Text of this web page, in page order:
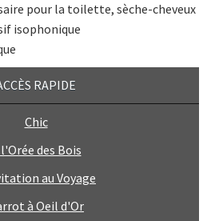
pour la toilette, sèche-cheveux
isophonique
RAPIDE
Chic
des Bois
au Voyage
à Oeil d'Or